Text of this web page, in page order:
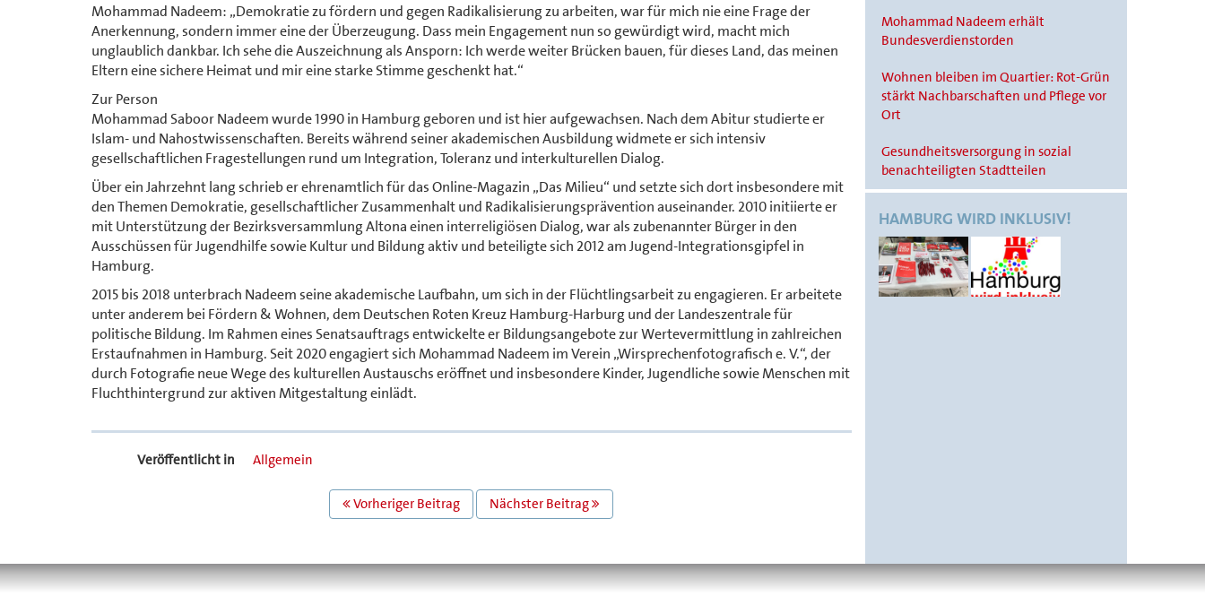
Mohammad Nadeem: „Demokratie zu fördern und gegen Radikalisierung zu arbeiten, war für mich nie eine Frage der
Anerkennung, sondern immer eine der Überzeugung. Dass mein Engagement nun so gewürdigt wird, macht mich
unglaublich dankbar. Ich sehe die Auszeichnung als Ansporn: Ich werde weiter Brücken bauen, für dieses Land, das meinen
Eltern eine sichere Heimat und mir eine starke Stimme geschenkt hat.“
Zur Person
Mohammad Saboor Nadeem wurde 1990 in Hamburg geboren und ist hier aufgewachsen. Nach dem Abitur studierte er
Islam- und Nahostwissenschaften. Bereits während seiner akademischen Ausbildung widmete er sich intensiv
gesellschaftlichen Fragestellungen rund um Integration, Toleranz und interkulturellen Dialog.
Über ein Jahrzehnt lang schrieb er ehrenamtlich für das Online-Magazin „Das Milieu“ und setzte sich dort insbesondere mit
den Themen Demokratie, gesellschaftlicher Zusammenhalt und Radikalisierungsprävention auseinander. 2010 initiierte er
mit Unterstützung der Bezirksversammlung Altona einen interreligiösen Dialog, war als zubenannter Bürger in den
Ausschüssen für Jugendhilfe sowie Kultur und Bildung aktiv und beteiligte sich 2012 am Jugend-Integrationsgipfel in
Hamburg.
2015 bis 2018 unterbrach Nadeem seine akademische Laufbahn, um sich in der Flüchtlingsarbeit zu engagieren. Er arbeitete
unter anderem bei Fördern & Wohnen, dem Deutschen Roten Kreuz Hamburg-Harburg und der Landeszentrale für
politische Bildung. Im Rahmen eines Senatsauftrags entwickelte er Bildungsangebote zur Wertevermittlung in zahlreichen
Erstaufnahmen in Hamburg. Seit 2020 engagiert sich Mohammad Nadeem im Verein „Wirsprechenfotografisch e. V.“, der
durch Fotografie neue Wege des kulturellen Austauschs eröffnet und insbesondere Kinder, Jugendliche sowie Menschen mit
Fluchthintergrund zur aktiven Mitgestaltung einlädt.
Veröffentlicht in Allgemein
Vorheriger Beitrag Nächster Beitrag
Mohammad Nadeem erhält
Bundesverdienstorden
Wohnen bleiben im Quartier: Rot-Grün
stärkt Nachbarschaften und Pflege vor
Ort
Gesundheitsversorgung in sozial
benachteiligten Stadtteilen
HAMBURG WIRD INKLUSIV!